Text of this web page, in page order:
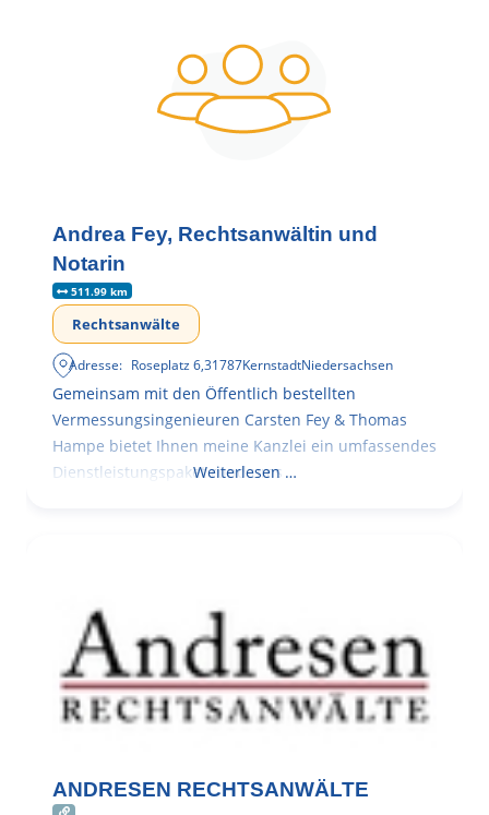
Andrea Fey, Rechtsanwältin und
Notarin
511.99 km
Rechtsanwälte
Adresse: Roseplatz 6,31787KernstadtNiedersachsen
Gemeinsam mit den Öffentlich bestellten
Vermessungsingenieuren Carsten Fey & Thomas
Hampe bietet Ihnen meine Kanzlei ein umfassendes
Dienstleistungspaket rund ums
Weiterlesen …
ANDRESEN RECHTSANWÄLTE